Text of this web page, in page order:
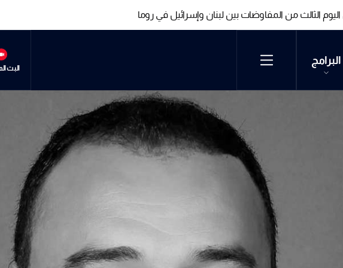
الثالث من المفاوضات بين لبنان وإسرائيل في روما
البرامج
البث